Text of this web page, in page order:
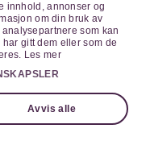
innhold, annonser og
om din bruk av
som kan
gitt dem eller som de
Les mer
Avvis alle